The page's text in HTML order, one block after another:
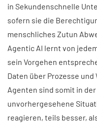
in Sekundenschnelle
sofern sie die
menschliches Zutun
Agentic AI lernt von
sein Vorgehen
Daten über Prozesse
Agenten sind somit in
unvorhergesehene
reagieren, teils besser,